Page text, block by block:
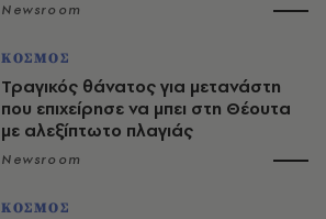
Newsroom
ΚΟΣΜΟΣ
Τραγικός θάνατος για μετανάστη
που επιχείρησε να μπει στη Θέουτα
με αλεξίπτωτο πλαγιάς
Newsroom
ΚΟΣΜΟΣ